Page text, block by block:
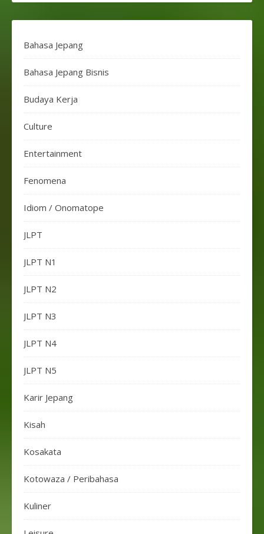
Bahasa Jepang
Bahasa Jepang Bisnis
Budaya Kerja
Culture
Entertainment
Fenomena
Idiom / Onomatope
JLPT
JLPT N1
JLPT N2
JLPT N3
JLPT N4
JLPT N5
Karir Jepang
Kisah
Kosakata
Kotowaza / Peribahasa
Kuliner